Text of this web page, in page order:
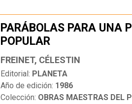
PARÁBOLAS PARA UNA
POPULAR
FREINET, CÉLESTIN
Editorial: PLANETA
Año de edición: 1986
Colección: OBRAS MAESTRAS DEL